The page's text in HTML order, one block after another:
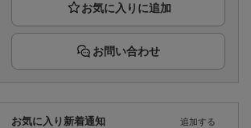
お問い合わせ
お気に入り新着通知 追加する